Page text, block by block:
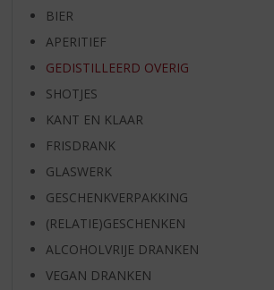
BIER
APERITIEF
GEDISTILLEERD OVERIG
SHOTJES
KANT EN KLAAR
FRISDRANK
GLASWERK
GESCHENKVERPAKKING
(RELATIE)GESCHENKEN
ALCOHOLVRIJE DRANKEN
VEGAN DRANKEN